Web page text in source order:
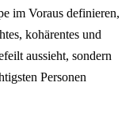
im Voraus definieren,
kohärentes und
aussieht, sondern
Personen